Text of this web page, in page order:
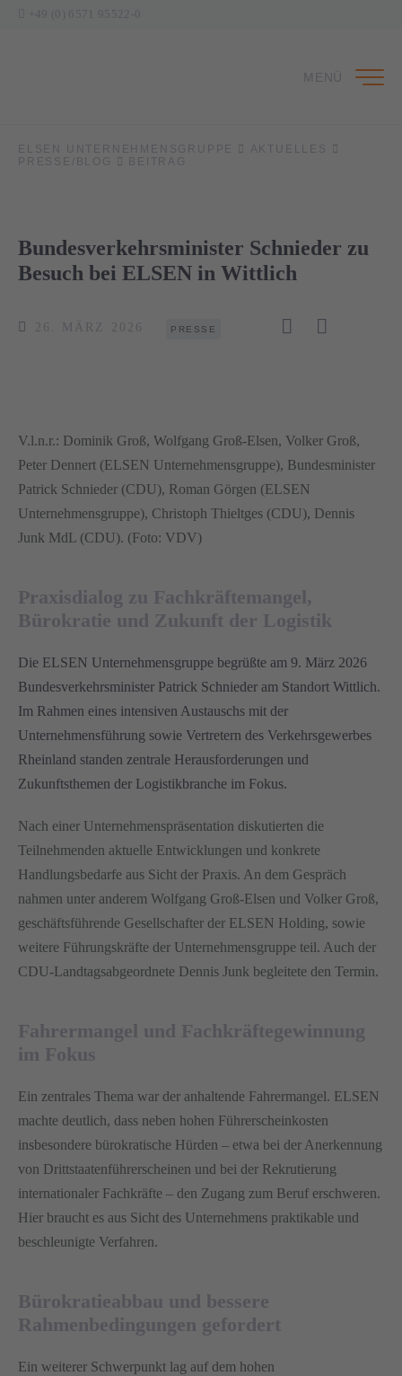
MENÜ
ELSEN UNTERNEHMENSGRUPPE
AKTUELLES
PRESSE/BLOG
BEITRAG
Bundesverkehrsminister Schnieder zu
Besuch bei ELSEN in Wittlich
26. MÄRZ 2026 PRESSE
V.l.n.r.: Dominik Groß, Wolfgang Groß-Elsen, Volker Groß,
Peter Dennert (ELSEN Unternehmensgruppe), Bundesminister
Patrick Schnieder (CDU), Roman Görgen (ELSEN
Unternehmensgruppe), Christoph Thieltges (CDU), Dennis
Junk MdL (CDU). (Foto: VDV)
Praxisdialog zu Fachkräftemangel,
Bürokratie und Zukunft der Logistik
Die ELSEN Unternehmensgruppe begrüßte am 9. März 2026
Bundesverkehrsminister Patrick Schnieder am Standort Wittlich.
Im Rahmen eines intensiven Austauschs mit der
Unternehmensführung sowie Vertretern des Verkehrsgewerbes
Rheinland standen zentrale Herausforderungen und
Zukunftsthemen der Logistikbranche im Fokus.
Nach einer Unternehmenspräsentation diskutierten die
Teilnehmenden aktuelle Entwicklungen und konkrete
Handlungsbedarfe aus Sicht der Praxis. An dem Gespräch
nahmen unter anderem Wolfgang Groß-Elsen und Volker Groß,
geschäftsführende Gesellschafter der ELSEN Holding, sowie
weitere Führungskräfte der Unternehmensgruppe teil. Auch der
CDU-Landtagsabgeordnete Dennis Junk begleitete den Termin.
Fahrermangel und Fachkräftegewinnung
im Fokus
Ein zentrales Thema war der anhaltende Fahrermangel. ELSEN
machte deutlich, dass neben hohen Führerscheinkosten
insbesondere bürokratische Hürden – etwa bei der Anerkennung
von Drittstaatenführerscheinen und bei der Rekrutierung
internationaler Fachkräfte – den Zugang zum Beruf erschweren.
Hier braucht es aus Sicht des Unternehmens praktikable und
beschleunigte Verfahren.
Bürokratieabbau und bessere
Rahmenbedingungen gefordert
Ein weiterer Schwerpunkt lag auf dem hohen